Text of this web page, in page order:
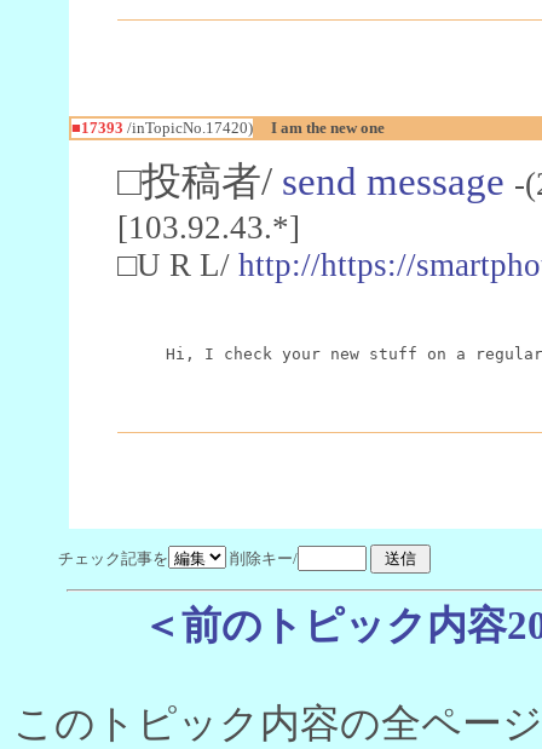
■17393 /inTopicNo.17420) I am the new one
□投稿者/ send message -
[103.92.43.*]
□U R L/ http://https://
Hi, I check your new stuff on a
チェック記事を 削除キー/
＜前のトピック内容
このトピック内容の全ペー